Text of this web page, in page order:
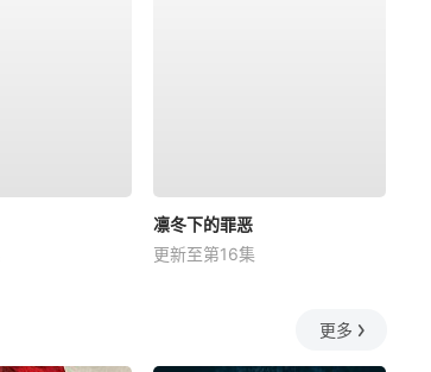
凛冬下的罪恶
更新至第16集
更多